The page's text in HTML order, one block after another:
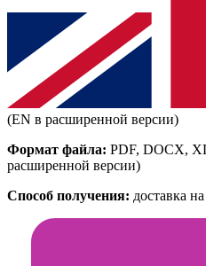
(EN в расширенной версии)
Формат файла: PDF, DOCX,
расширенной версии)
Способ получения: доставка